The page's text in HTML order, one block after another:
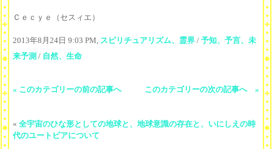
Ｃｅｃｙｅ（セスィエ）
2013年8月24日 9:03 PM, スピリチュアリズム、霊界 / 予知、予言、未
来予測 / 自然、生命
« このカテゴリーの前の記事へ このカテゴリーの次の記事へ »
« 全宇宙のひな形としての地球と、地球意識の存在と、いにしえの時
代のユートピアについて